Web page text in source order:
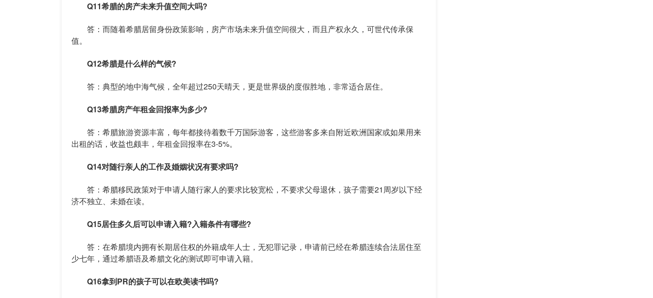
Q11希腊的房产未来升值空间大吗?
答：而随着希腊居留身份政策影响，房产市场未来升值空间很大，而且产权永久，可世代传承保
值。
Q12希腊是什么样的气候?
答：典型的地中海气候，全年超过250天晴天，更是世界级的度假胜地，非常适合居住。
Q13希腊房产年租金回报率为多少?
答：希腊旅游资源丰富，每年都接待着数千万国际游客，这些游客多来自附近欧洲国家或如果用来
出租的话，收益也颇丰，年租金回报率在3-5%。
Q14对随行亲人的工作及婚姻状况有要求吗?
答：希腊移民政策对于申请人随行家人的要求比较宽松，不要求父母退休，孩子需要21周岁以下经
济不独立、未婚在读。
Q15居住多久后可以申请入籍?入籍条件有哪些?
答：在希腊境内拥有长期居住权的外籍成年人士，无犯罪记录，申请前已经在希腊连续合法居住至
少七年，通过希腊语及希腊文化的测试即可申请入籍。
Q16拿到PR的孩子可以在欧美读书吗?